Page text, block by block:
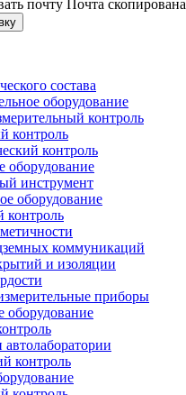
почту Почта скопирована
состава
оборудование
контроль
контроль
контроль
оборудование
инструмент
оборудование
контроль
коммуникаций
и изоляции
приборы
оборудование
контроль